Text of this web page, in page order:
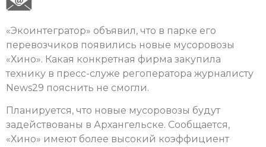
«Экоинтегратор» объявил, что в парке его
перевозчиков появились новые мусоровозы
«Хино». Какая конкретная фирма закупила
технику в пресс-служе регоператора журналисту
News29 пояснить не смогли.
Планируется, что новые мусоровозы будут
задействованы в Архангельске. Сообщается,
«Хино» имеют более высокий коэффициент